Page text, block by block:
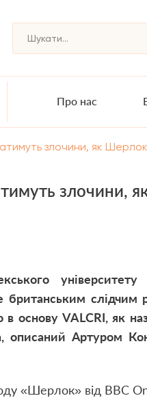
Про нас
злочини, як
злочини,
британським слідчим
основу VALCRI, як
описаний Артуром
«Шерлок» від ВВС